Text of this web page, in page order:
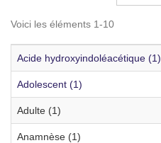
Voici les éléments 1-10
Acide hydroxyindoléacétique (1)
Adolescent (1)
Adulte (1)
Anamnèse (1)